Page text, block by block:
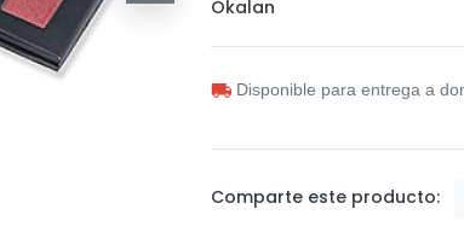
Okalan
Disponible para entrega a
Comparte este producto: